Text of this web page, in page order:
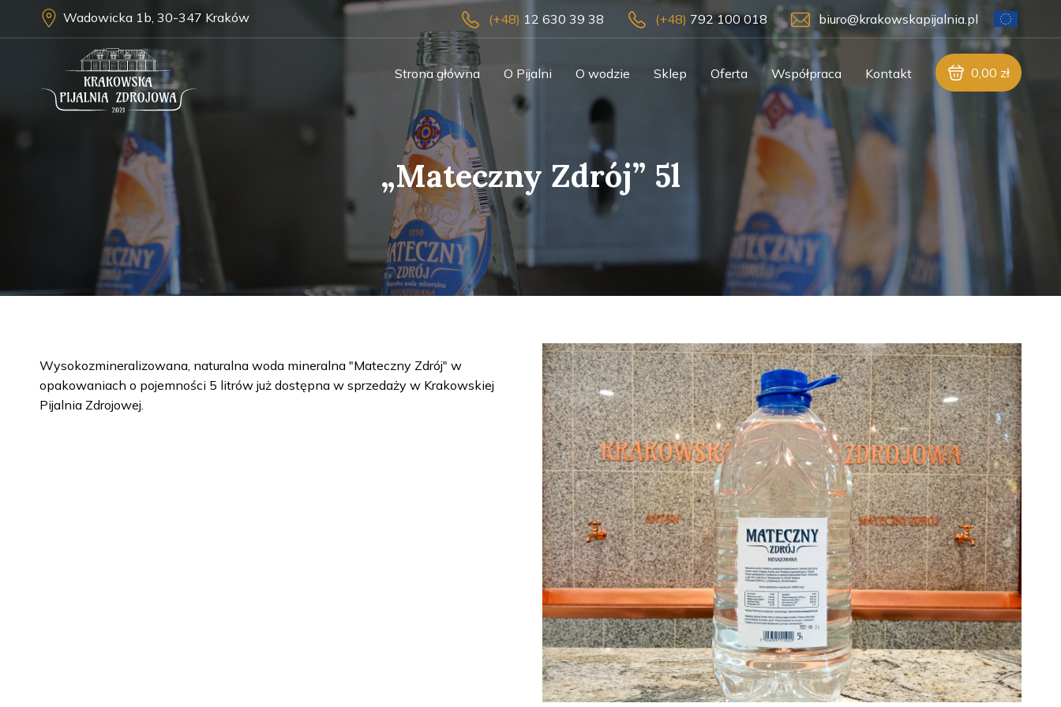
Wadowicka 1b, 30-347 Kraków (+48) 12 630 39 38 (+48) 792 100 018 biuro@krakowskapijalnia.pl
Strona główna O Pijalni O wodzie Sklep Oferta Współpraca Kontakt 0,00 zł
„Mateczny Zdrój” 5l
Wysokozmineralizowana, naturalna woda mineralna "Mateczny Zdrój" w
opakowaniach o pojemności 5 litrów już dostępna w sprzedaży w Krakowskiej
Pijalnia Zdrojowej.